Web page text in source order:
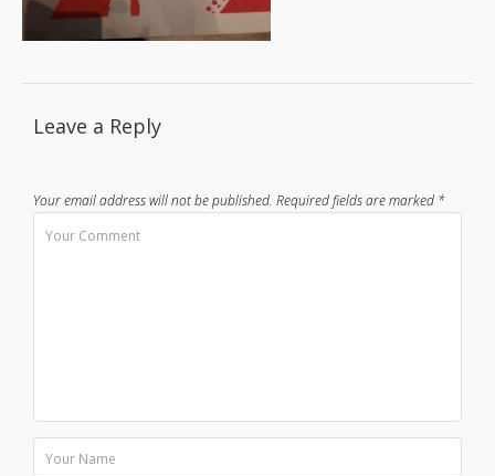
Leave a Reply
Your email address will not be published. Required fields are marked *